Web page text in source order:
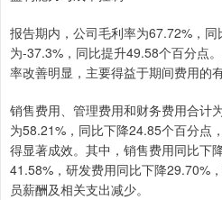
报告期内，公司毛利率为67.72%，
为-37.3%，同比提升49.58个百分点
率改善明显，主要得益于期间费用的
销售费用、管理费用和财务费用合计
为58.21%，同比下降24.85个百分点
得显著成效。其中，销售费用同比下
41.58%，研发费用同比下降29.70%
员薪酬及相关支出减少。